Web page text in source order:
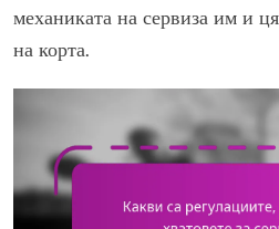
механиката на сервиза им и
на корта.